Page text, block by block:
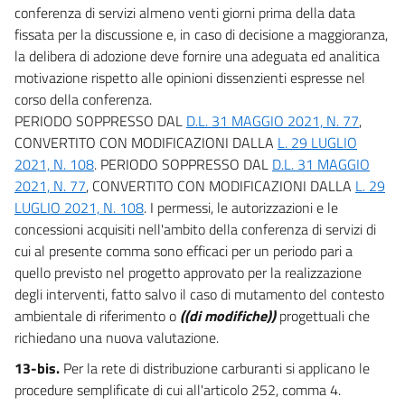
TITOLO IV
STRUMENTI DI TUTELA
CAPO I
PIANI DI GESTIONE E PIANI DI TUTELA DELLE ACQUE
117
118
119
120
121
122
123
CAPO II
AUTORIZZAZIONE AGLI SCARICHI
124
125
126
conferenza di servizi almeno venti giorni prima della data
fissata per la discussione e, in caso di decisione a maggioranza,
la delibera di adozione deve fornire una adeguata ed analitica
motivazione rispetto alle opinioni dissenzienti espresse nel
corso della conferenza.
PERIODO SOPPRESSO DAL D.L. 31 MAGGIO 2021, N. 77,
CONVERTITO CON MODIFICAZIONI DALLA L. 29 LUGLIO
2021, N. 108. PERIODO SOPPRESSO DAL D.L. 31 MAGGIO
2021, N. 77, CONVERTITO CON MODIFICAZIONI DALLA L. 29
LUGLIO 2021, N. 108. I permessi, le autorizzazioni e le
concessioni acquisiti nell'ambito della conferenza di servizi di
cui al presente comma sono efficaci per un periodo pari a
quello previsto nel progetto approvato per la realizzazione
degli interventi, fatto salvo il caso di mutamento del contesto
ambientale di riferimento o ((di modifiche))progettuali che
richiedano una nuova valutazione.
13-bis. Per la rete di distribuzione carburanti si applicano le
procedure semplificate di cui all'articolo 252, comma 4.